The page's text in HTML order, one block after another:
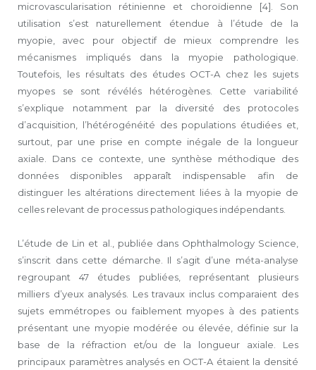
microvascularisation rétinienne et choroïdienne [4]. Son
utilisation s’est naturellement étendue à l’étude de la
myopie, avec pour objectif de mieux comprendre les
mécanismes impliqués dans la myopie pathologique.
Toutefois, les résultats des études OCT-A chez les sujets
myopes se sont révélés hétérogènes. Cette variabilité
s’explique notamment par la diversité des protocoles
d’acquisition, l’hétéro­généité des populations étudiées et,
surtout, par une prise en compte inégale de la longueur
axiale. Dans ce contexte, une synthèse méthodique des
données disponibles apparaît indispensable afin de
distinguer les altérations directement liées à la myopie de
celles relevant de processus pathologiques indépendants.
L’étude de Lin et al., publiée dans Ophthalmology Science,
s’inscrit dans cette démarche. Il s’agit d’une méta-analyse
regroupant 47 études publiées, représentant plusieurs
milliers d’yeux analysés. Les travaux inclus comparaient des
sujets emmétropes ou faiblement myopes à des patients
présentant une myopie modérée ou élevée, définie sur la
base de la réfraction et/ou de la longueur axiale. Les
principaux paramètres analysés en OCT-A étaient la densité